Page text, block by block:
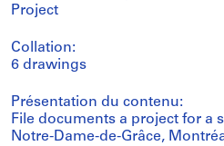
Project
Collation:
6 drawings
Présentation du contenu:
File documents a project for a
Notre-Dame-de-Grâce,